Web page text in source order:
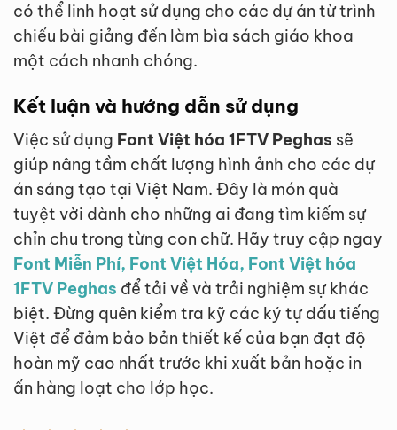
có thể linh hoạt sử dụng cho các dự án từ trình
chiếu bài giảng đến làm bìa sách giáo khoa
một cách nhanh chóng.
Kết luận và hướng dẫn sử dụng
Việc sử dụng Font Việt hóa 1FTV Peghas sẽ
giúp nâng tầm chất lượng hình ảnh cho các dự
án sáng tạo tại Việt Nam. Đây là món quà
tuyệt vời dành cho những ai đang tìm kiếm sự
chỉn chu trong từng con chữ. Hãy truy cập ngay
Font Miễn Phí, Font Việt Hóa, Font Việt hóa
1FTV Peghas để tải về và trải nghiệm sự khác
biệt. Đừng quên kiểm tra kỹ các ký tự dấu tiếng
Việt để đảm bảo bản thiết kế của bạn đạt độ
hoàn mỹ cao nhất trước khi xuất bản hoặc in
ấn hàng loạt cho lớp học.